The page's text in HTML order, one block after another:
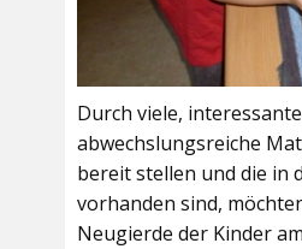
Durch viele,
abwechslungsreiche
bereit stellen und die in
vorhanden sind,
Neugierde der Kinder